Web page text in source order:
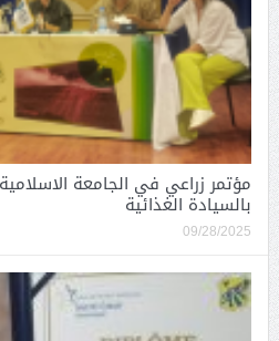
مؤتمر زراعي في الجامعة
بالسيادة الغذائية
09/28/2025